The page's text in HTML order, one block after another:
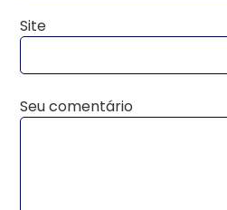
Site
Seu comentário